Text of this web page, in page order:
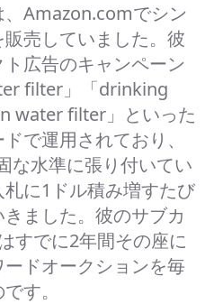
Amazon.comでシン
売していました。彼
広告のキャンペーン
filter」「drinking
water filter」といった
で運用されており、
な水準に張り付いてい
に1ドル積み増すたび
ました。彼のサブカ
すでに2年間その座に
ドオークションを毎
す。